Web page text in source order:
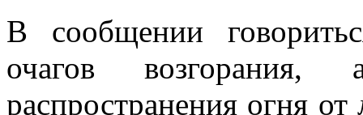
В сообщении
очагов
распространения огня